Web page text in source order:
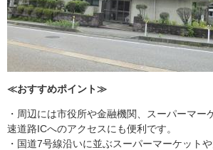
≪おすすめポイント≫
・周辺には市役所や金融機関、スーパーマー
速道路ICへのアクセスにも便利です。
・国道7号線沿いに並ぶスーパーマーケット